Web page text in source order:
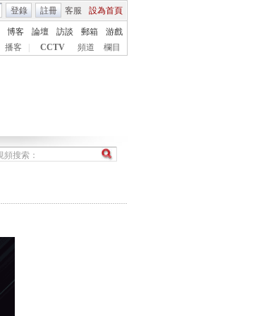
客服 設為首頁
登錄 註冊
博客 論壇 訪談 郵箱
游戲
播客 CCTV 頻道 欄目